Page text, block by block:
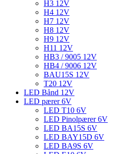
H3 12V
H4 12V
H7 12V
H8 12V
H9 12V
H11 12V
HB3 / 9005 12V
HB4 / 9006 12V
BAU15S 12V
T20 12V
LED Bånd 12V
LED pærer 6V
LED T10 6V
LED Pinolpærer 6V
LED BA15S 6V
LED BAY15D 6V
LED BA9S 6V